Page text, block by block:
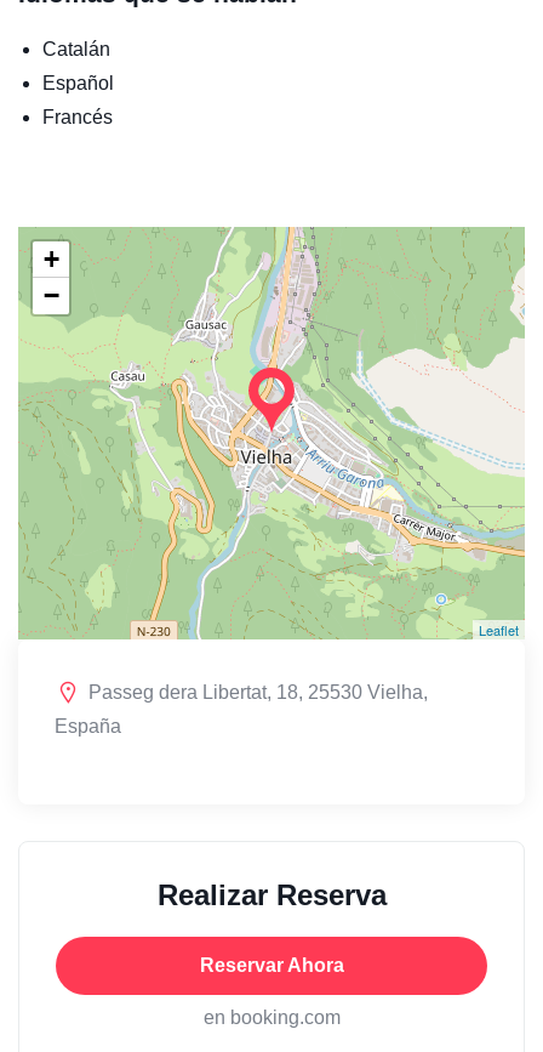
Catalán
Español
Francés
+
−
Leaflet
Passeg dera Libertat, 18, 25530 Vielha,
España
Realizar Reserva
Reservar Ahora
en booking.com